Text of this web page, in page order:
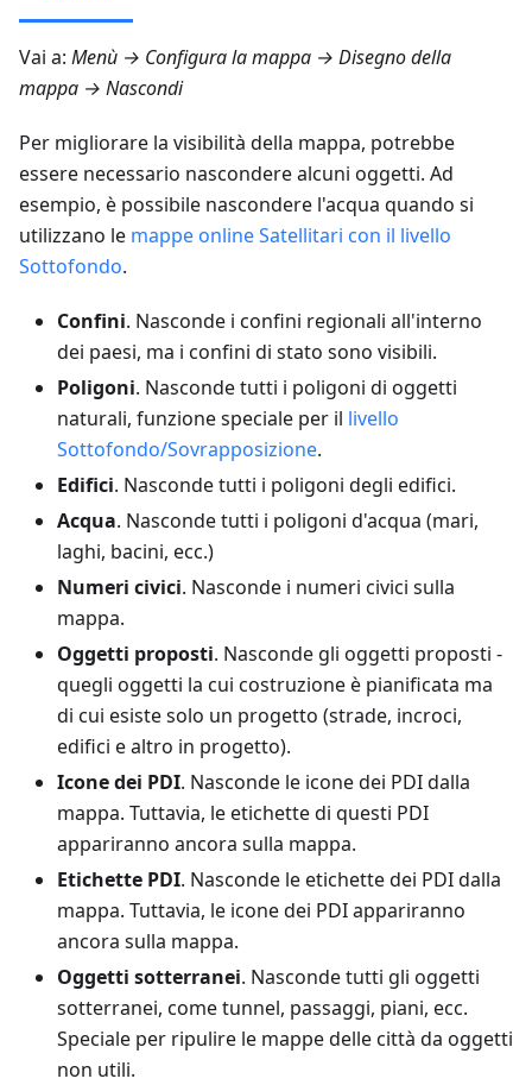
Vai a: Menù → Configura la mappa → Disegno della
mappa → Nascondi
Per migliorare la visibilità della mappa, potrebbe
essere necessario nascondere alcuni oggetti. Ad
esempio, è possibile nascondere l'acqua quando si
utilizzano le mappe online Satellitari con il livello
Sottofondo.
Confini. Nasconde i confini regionali all'interno
dei paesi, ma i confini di stato sono visibili.
Poligoni. Nasconde tutti i poligoni di oggetti
naturali, funzione speciale per il livello
Sottofondo/Sovrapposizione.
Edifici. Nasconde tutti i poligoni degli edifici.
Acqua. Nasconde tutti i poligoni d'acqua (mari,
laghi, bacini, ecc.)
Numeri civici. Nasconde i numeri civici sulla
mappa.
Oggetti proposti. Nasconde gli oggetti proposti -
quegli oggetti la cui costruzione è pianificata ma
di cui esiste solo un progetto (strade, incroci,
edifici e altro in progetto).
Icone dei PDI. Nasconde le icone dei PDI dalla
mappa. Tuttavia, le etichette di questi PDI
appariranno ancora sulla mappa.
Etichette PDI. Nasconde le etichette dei PDI dalla
mappa. Tuttavia, le icone dei PDI appariranno
ancora sulla mappa.
Oggetti sotterranei. Nasconde tutti gli oggetti
sotterranei, come tunnel, passaggi, piani, ecc.
Speciale per ripulire le mappe delle città da oggetti
non utili.